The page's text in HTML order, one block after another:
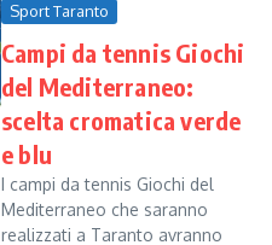
Sport Taranto
Campi da tennis Giochi
del Mediterraneo:
scelta cromatica verde
e blu
I campi da tennis Giochi del
Mediterraneo che saranno
realizzati a Taranto avranno